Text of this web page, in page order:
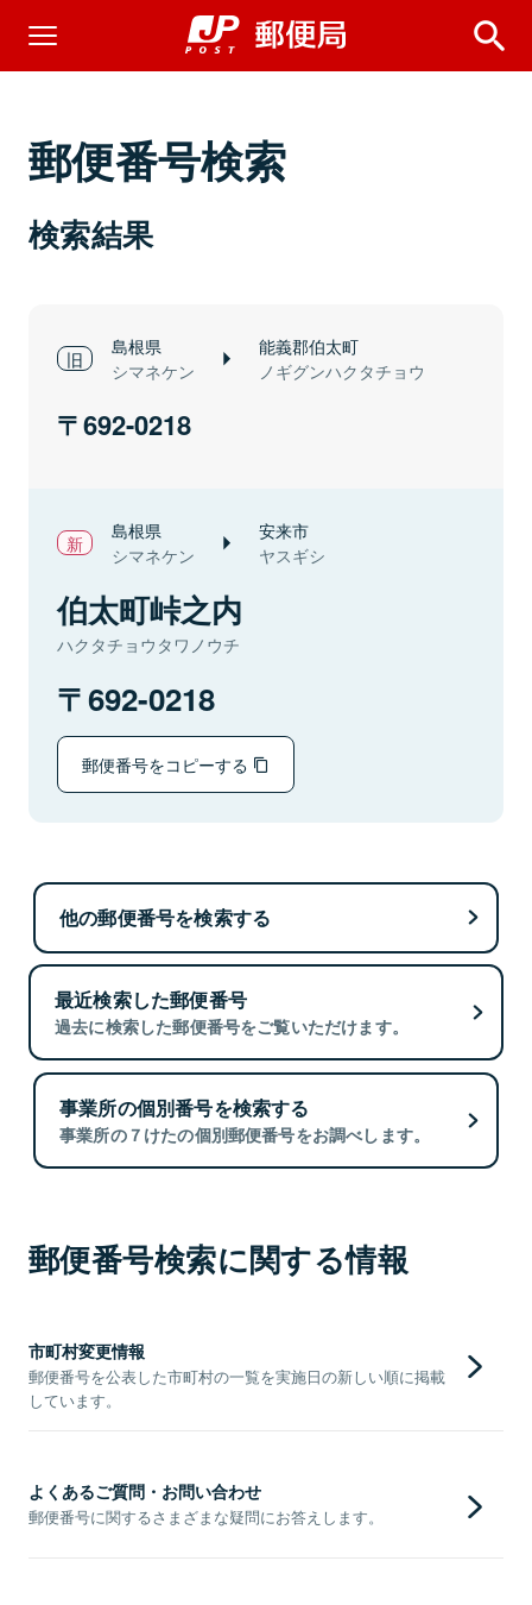
郵便番号検索
検索結果
島根県
シマネケン
能義郡伯太町
ノギグンハクタチョウ
692-0218
島根県
シマネケン
安来市
ヤスギシ
伯太町峠之内
ハクタチョウタワノウチ
692-0218
郵便番号をコピーする
他の郵便番号を検索する
最近検索した郵便番号
過去に検索した郵便番号をご覧いただけます。
事業所の個別番号を検索する
事業所の７けたの個別郵便番号をお調べします。
郵便番号検索に関する情報
市町村変更情報
郵便番号を公表した市町村の一覧を実施日の新しい順に掲載
しています。
よくあるご質問・お問い合わせ
郵便番号に関するさまざまな疑問にお答えします。